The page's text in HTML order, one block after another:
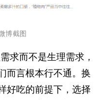
博截图
求而不是生理需求，
而言根本行不通。换
好吃的前提下，选择